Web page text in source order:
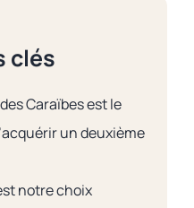
clés
Caraïbes est le
un deuxième
notre choix